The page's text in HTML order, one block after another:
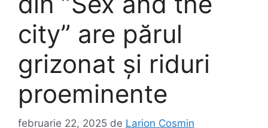
city” are părul
grizonat și riduri
proeminente
februarie 22, 2025 de Larion Cosmin